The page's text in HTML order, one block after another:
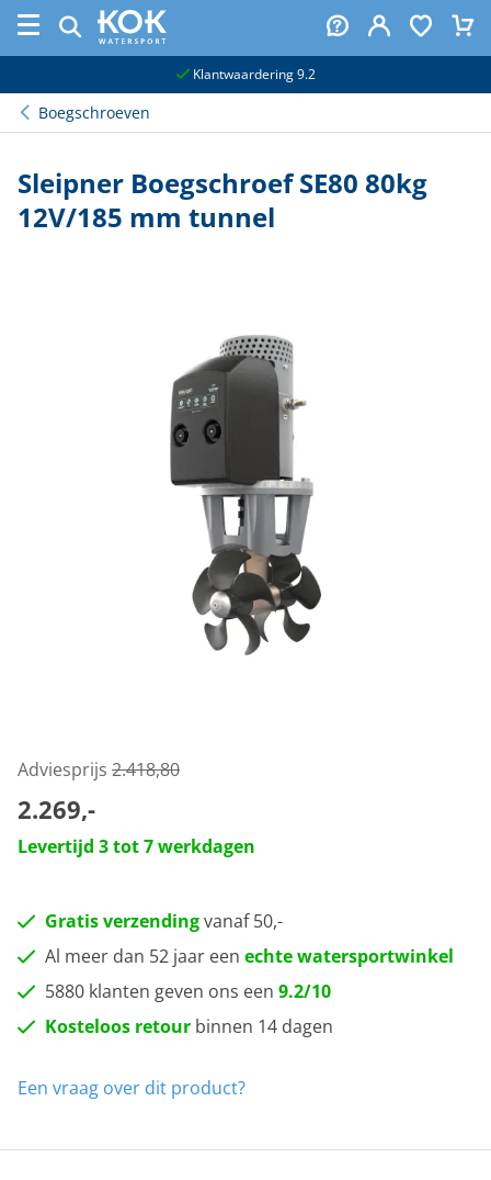
Klantwaardering 9.2
Boegschroeven
Sleipner Boegschroef SE80 80kg
12V/185 mm tunnel
Adviesprijs 2.418,80
2.269,-
Levertijd 3 tot 7 werkdagen
Gratis verzendingvanaf 50,-
Al meer dan 52 jaar een echte watersportwinkel
5880 klanten geven ons een 9.2/10
Kosteloos retour binnen 14 dagen
Een vraag over dit product?